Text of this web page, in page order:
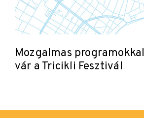
Mozgalmas programokkal
vár a Tricikli Fesztivál